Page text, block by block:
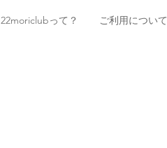
22moriclubって？ ご利用について